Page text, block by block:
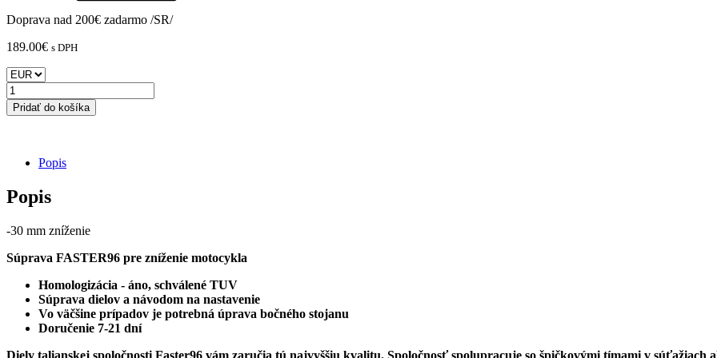
Doprava nad 200€ zadarmo /SR/
189.00€ s DPH
množstvo
KTM
990
FASTER96
pre
zníženie
/
MM
Pridať do košíka
Popis
Popis
-30 mm zníženie
Súprava FASTER96 pre zníženie motocykla
Homologizácia - áno, schválené TUV
Súprava dielov a návodom na nastavenie
Vo väčšine prípadov je potrebná úprava bočného stojanu
Doručenie 7-21 dní
Diely talianskej spoločnosti Faster96 vám zaručia tú najvyššiu kvalitu. Spoločnosť spolupracuje so špičkovými tímami v súťažiach